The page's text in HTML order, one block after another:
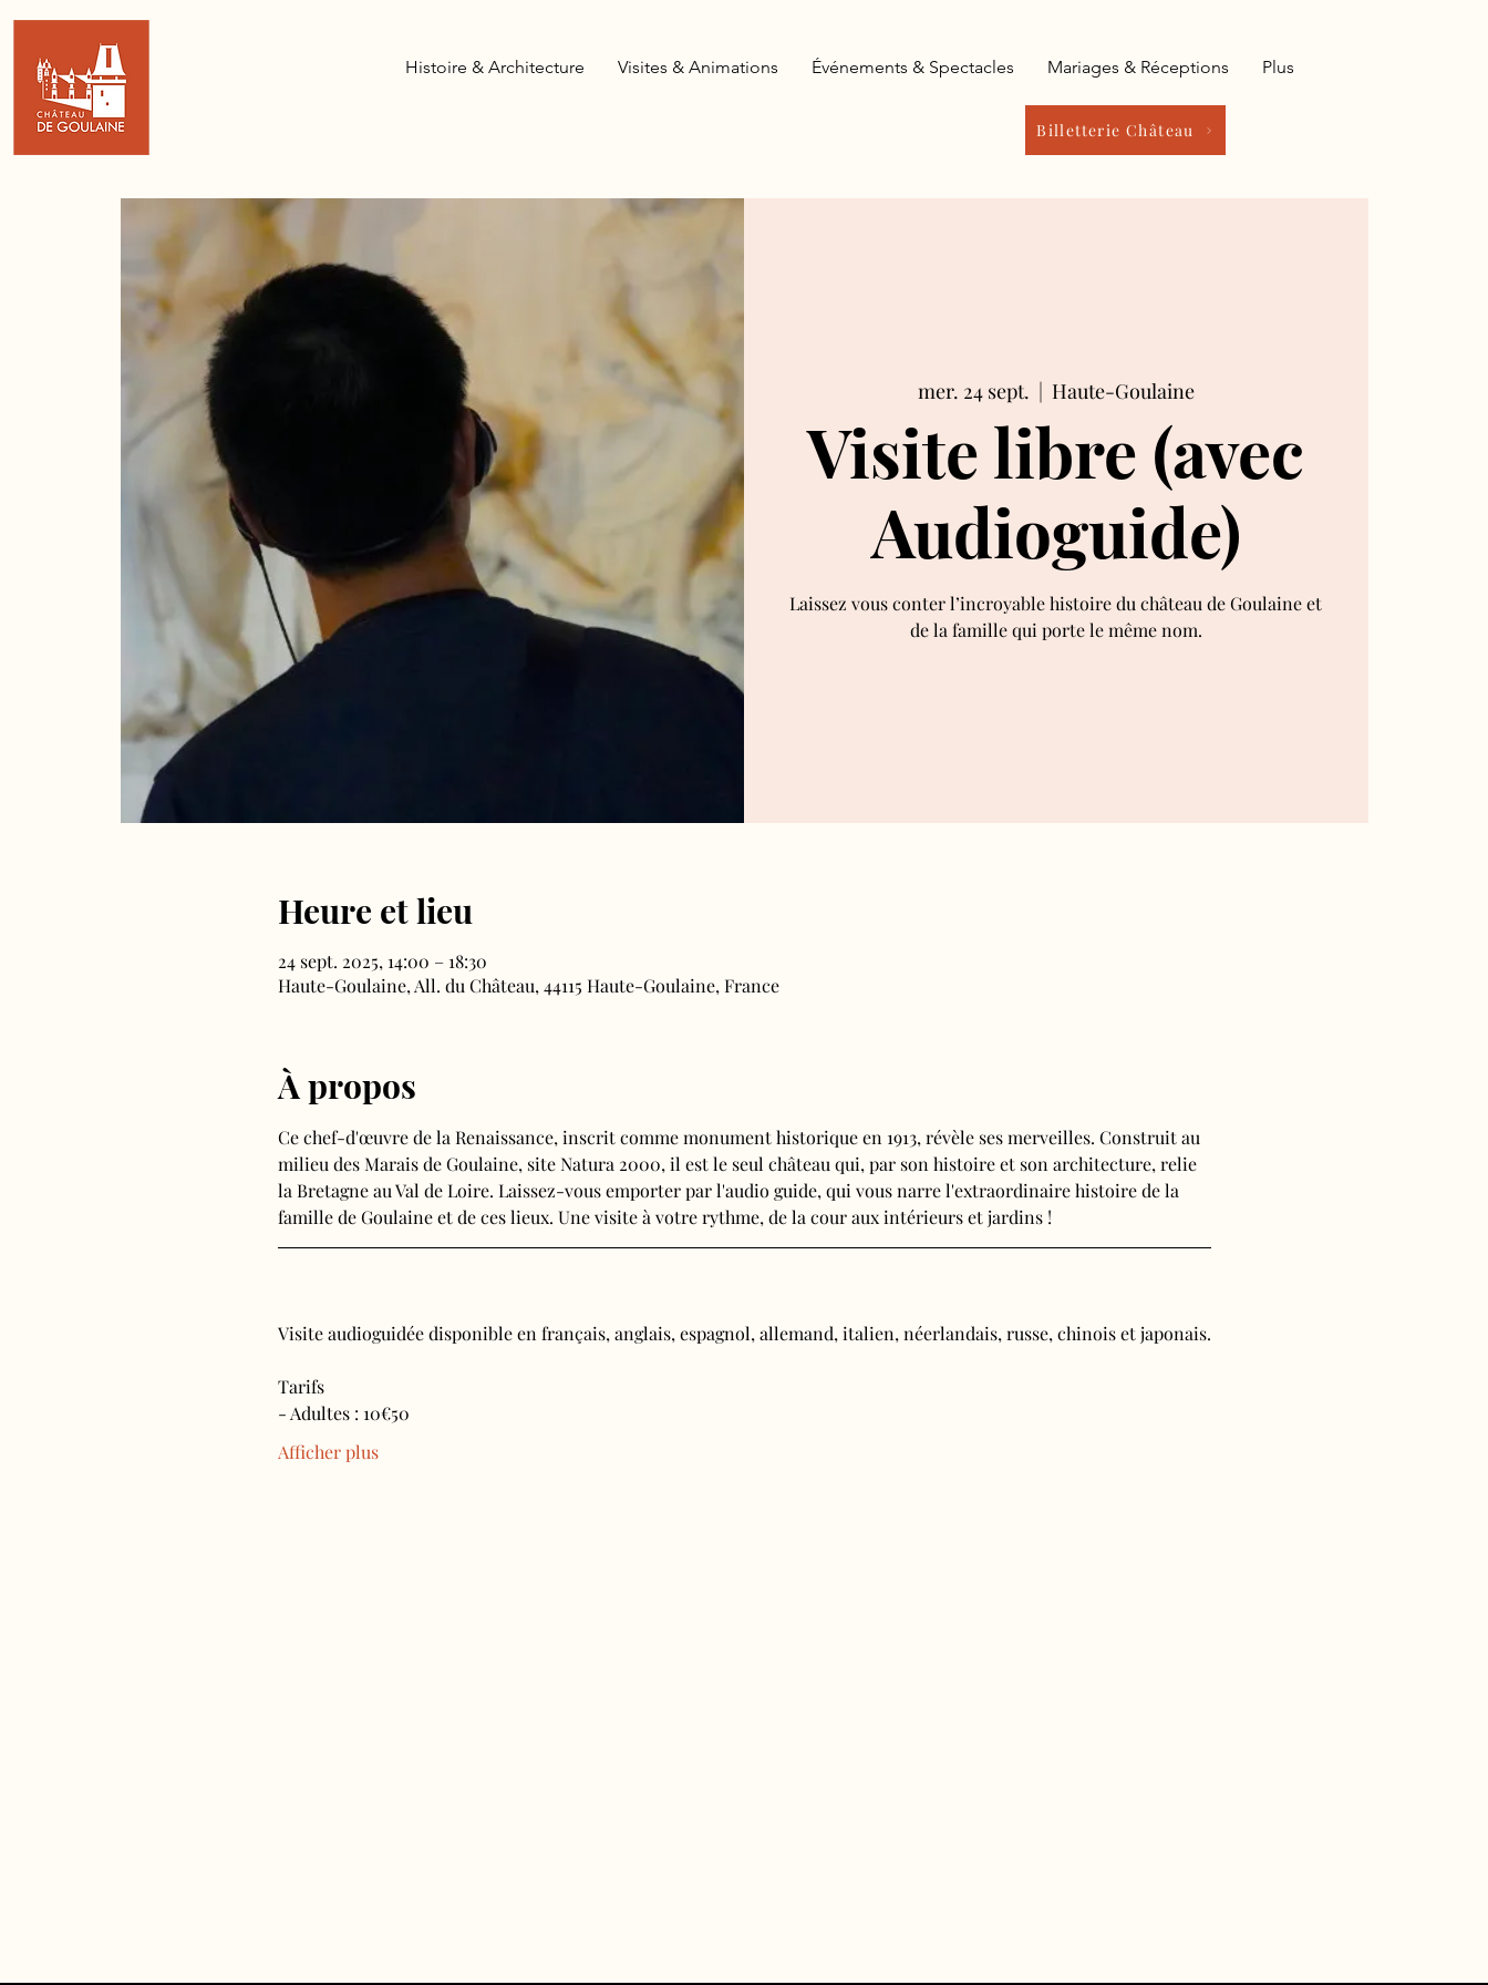
Billetterie Château
Histoire & Architecture Visites & Animations Événements & Spectacles Mariages & Réceptions Plus
mer. 24 sept.
  |
Haute-Goulaine
Visite libre (avec
Audioguide)
Laissez vous conter l’incroyable histoire du château de Goulaine et
de la famille qui porte le même nom.
Heure et lieu
24 sept. 2025, 14:00 – 18:30
Haute-Goulaine, All. du Château, 44115 Haute-Goulaine, France
À propos
Ce chef-d'œuvre de la Renaissance, inscrit comme monument historique en 1913, révèle ses merveilles. Construit au
milieu des Marais de Goulaine, site Natura 2000, il est le seul château qui, par son histoire et son architecture, relie
la Bretagne au Val de Loire. Laissez-vous emporter par l'audio guide, qui vous narre l'extraordinaire histoire de la
famille de Goulaine et de ces lieux. Une visite à votre rythme, de la cour aux intérieurs et jardins !
Visite audioguidée disponible en français, anglais, espagnol, allemand, italien, néerlandais, russe, chinois et japonais.
Tarifs
- Adultes : 10€50
Afficher plus